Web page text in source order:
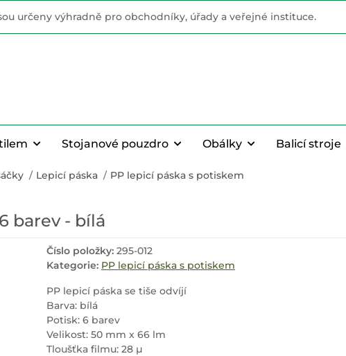
určeny výhradně pro obchodníky, úřady a veřejné instituce.
Stojanové pouzdro Obálky Balicí stroje
Lepicí páska PP lepicí páska s potiskem
barev - bílá
Číslo položky: 295-012
Kategorie: PP lepicí páska s potiskem
PP lepicí páska se tiše odvíjí
Barva: bílá
Potisk: 6 barev
Velikost: 50 mm x 66 lm
Tloušťka filmu: 28 µ